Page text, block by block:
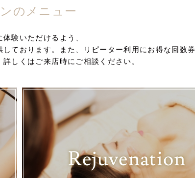
のメニュー
体験いただけるよう、
ております。また、リピーター利用にお得な回数券
しくはご来店時にご相談ください。
Rejuvenation